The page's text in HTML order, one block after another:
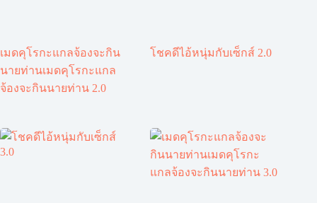
เมดคุโรกะแกลจ้องจะกิน
นายท่านเมดคุโรกะแกล
จ้องจะกินนายท่าน 2.0
โชคดีไอ้หนุ่มกับเซ็กส์ 2.0